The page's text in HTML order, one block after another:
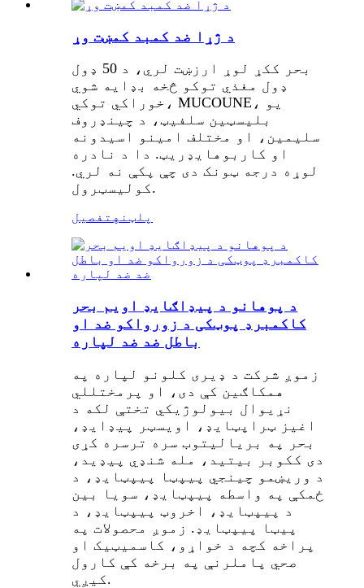
د ژړا ضد کمبد کمښت وړ
بحر ککړ لوړ ارزښت لري، د 50 ډول
ډول مغذي توکو څخه بډایه شوي
خوراکي توکي، MUCOUNE، یو
بلیسټین سلفیټ، د چینډروف
سلیمین، او مختلف امینو اسیدونه
او کاربوهایډریټ. دا د نادره
لوړه درجه ټونک دی چې پکې نه لري.
کولیسټرول.
پلټنه تفصیل
د پوهانو د پیډاګایډ اویم بحر
کاکمبرډ پوټکی د زورواکو ضد او
باطل ضد ضد لپاره
زموږ شرکت د ډیری کلونو لپاره په
همکاګین کې دی، او پرمختللي
نړیوال بیولوژیکي تختې لکه د
اغيز ټراپټایډ، اویسټر پیډایډ،
بحر په بریالیتوب سره ترسره کړی
دی ککوبر بیتید، مله شنډي پیډید،
د وریښمو چینجي پیپټا پیپټایډ، د
ځمکې په واسطه پیپټایډ، سویا بین
د پیپټایډ، اخروټ پیپټایډ، د
پیټا پیپټایډ. زموږ محصولات په
پراخه کچه د خواړو، کاسمیټیک او
صحي پاملرنې په برخه کې کارول
کیږي.